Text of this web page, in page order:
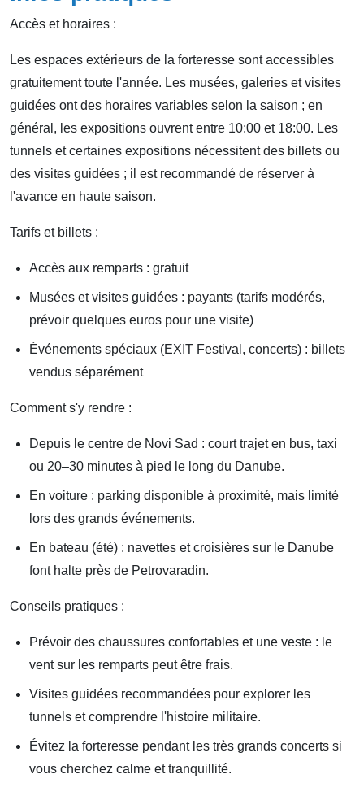
Accès et horaires :
Les espaces extérieurs de la forteresse sont accessibles
gratuitement toute l'année. Les musées, galeries et visites
guidées ont des horaires variables selon la saison ; en
général, les expositions ouvrent entre 10:00 et 18:00. Les
tunnels et certaines expositions nécessitent des billets ou
des visites guidées ; il est recommandé de réserver à
l'avance en haute saison.
Tarifs et billets :
Accès aux remparts : gratuit
Musées et visites guidées : payants (tarifs modérés,
prévoir quelques euros pour une visite)
Événements spéciaux (EXIT Festival, concerts) : billets
vendus séparément
Comment s'y rendre :
Depuis le centre de Novi Sad : court trajet en bus, taxi
ou 20–30 minutes à pied le long du Danube.
En voiture : parking disponible à proximité, mais limité
lors des grands événements.
En bateau (été) : navettes et croisières sur le Danube
font halte près de Petrovaradin.
Conseils pratiques :
Prévoir des chaussures confortables et une veste : le
vent sur les remparts peut être frais.
Visites guidées recommandées pour explorer les
tunnels et comprendre l'histoire militaire.
Évitez la forteresse pendant les très grands concerts si
vous cherchez calme et tranquillité.